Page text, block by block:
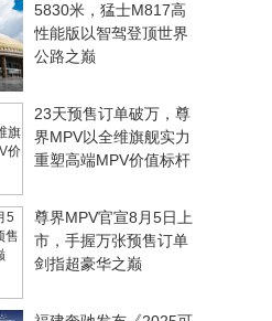
5830米，猛士M817高
性能版以智驾登顶世界
公路之巅
23天预售订单破万，尊
界MPV以全维旗舰实力
重塑高端MPV价值标杆
尊界MPV官宣8月5日上
市，手握万张预售订单
剑指超豪华之巅